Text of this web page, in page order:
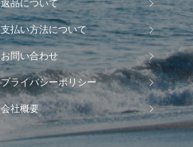
返品について
支払い方法について
お問い合わせ
プライバシーポリシー
会社概要